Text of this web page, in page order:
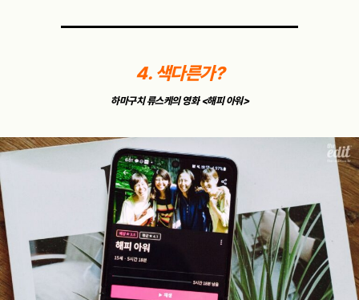
4. 색다른가?
하마구치 류스케의 영화 <해피 아워>